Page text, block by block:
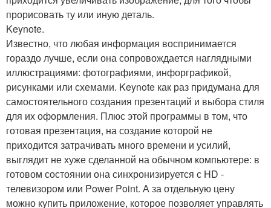
прорисовать ту или иную деталь.
Keynote.
Известно, что любая информация воспринимается
гораздо лучше, если она сопровождается наглядными
иллюстрациями: фотографиями, инфорграфикой,
рисунками или схемами. Keynote как раз придумана для
самостоятельного создания презентаций и выбора стиля
для их оформления. Плюс этой программы в том, что
готовая презентация, на создание которой не
приходится затрачивать много времени и усилий,
выглядит не хуже сделанной на обычном компьютере: в
готовом состоянии она синхронизируется с HD -
телевизором или Power Point. А за отдельную цену
можно купить приложение, которое позволяет управлять